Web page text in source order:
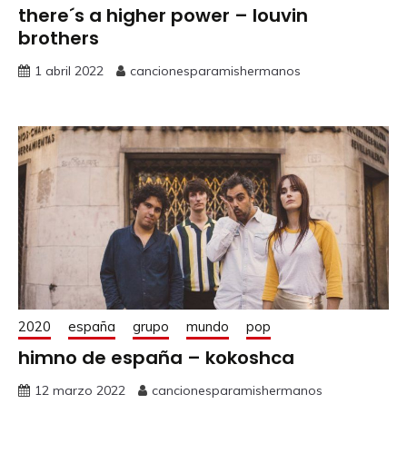
there´s a higher power – louvin
brothers
1 abril 2022 cancionesparamishermanos
2020 españa grupo mundo pop
himno de españa – kokoshca
12 marzo 2022 cancionesparamishermanos